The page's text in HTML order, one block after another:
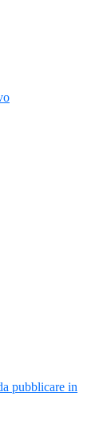
pubblicare in